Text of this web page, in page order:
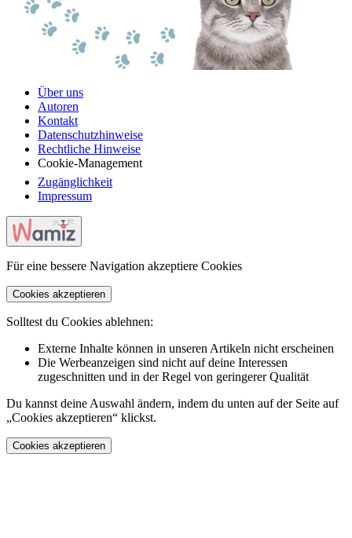
Über uns
Autoren
Kontakt
Datenschutzhinweise
Rechtliche Hinweise
Cookie-Management
Zugänglichkeit
Impressum
Für eine bessere Navigation akzeptiere Cookies
Cookies akzeptieren
Solltest du Cookies ablehnen:
Externe Inhalte können in unseren Artikeln nicht erscheinen
Die Werbeanzeigen sind nicht auf deine Interessen
zugeschnitten und in der Regel von geringerer Qualität
Du kannst deine Auswahl ändern, indem du unten auf der Seite auf
„Cookies akzeptieren“ klickst.
Cookies akzeptieren